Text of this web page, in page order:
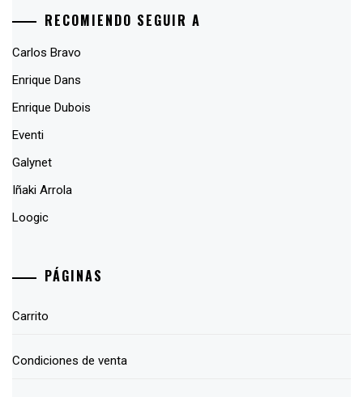
RECOMIENDO SEGUIR A
Carlos Bravo
Enrique Dans
Enrique Dubois
Eventi
Galynet
Iñaki Arrola
Loogic
PÁGINAS
Carrito
Condiciones de venta